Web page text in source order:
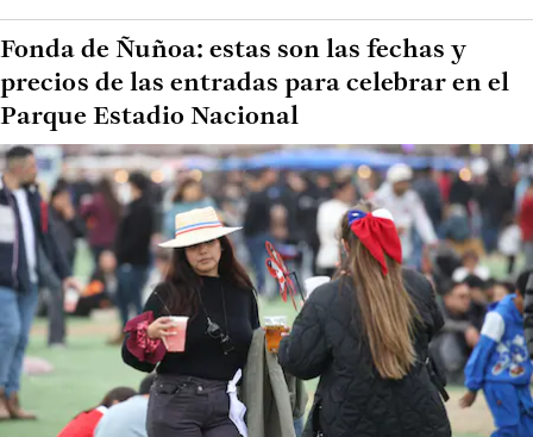
Fonda de Ñuñoa: estas son las fechas y
precios de las entradas para celebrar en el
Parque Estadio Nacional